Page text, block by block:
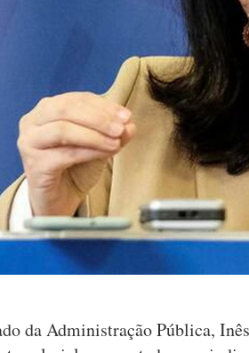
da Administração Pública,